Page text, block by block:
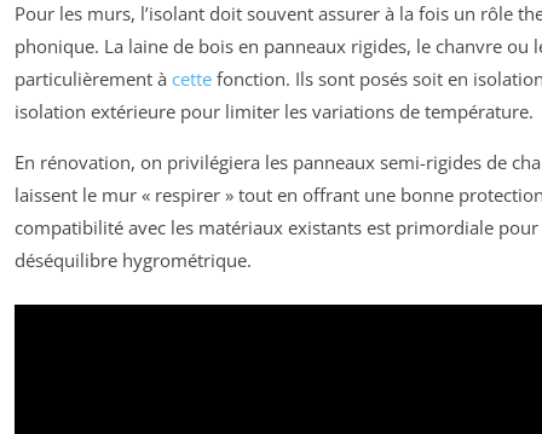
Pour les murs, l’isolant doit souvent assurer à la fois un rôle
phonique. La laine de bois en panneaux rigides, le chanvre ou
particulièrement à cette fonction. Ils sont posés soit en
isolation extérieure pour limiter les variations de température.
En rénovation, on privilégiera les panneaux semi-rigides de
laissent le mur « respirer » tout en offrant une bonne
compatibilité avec les matériaux existants est primordiale
déséquilibre hygrométrique.